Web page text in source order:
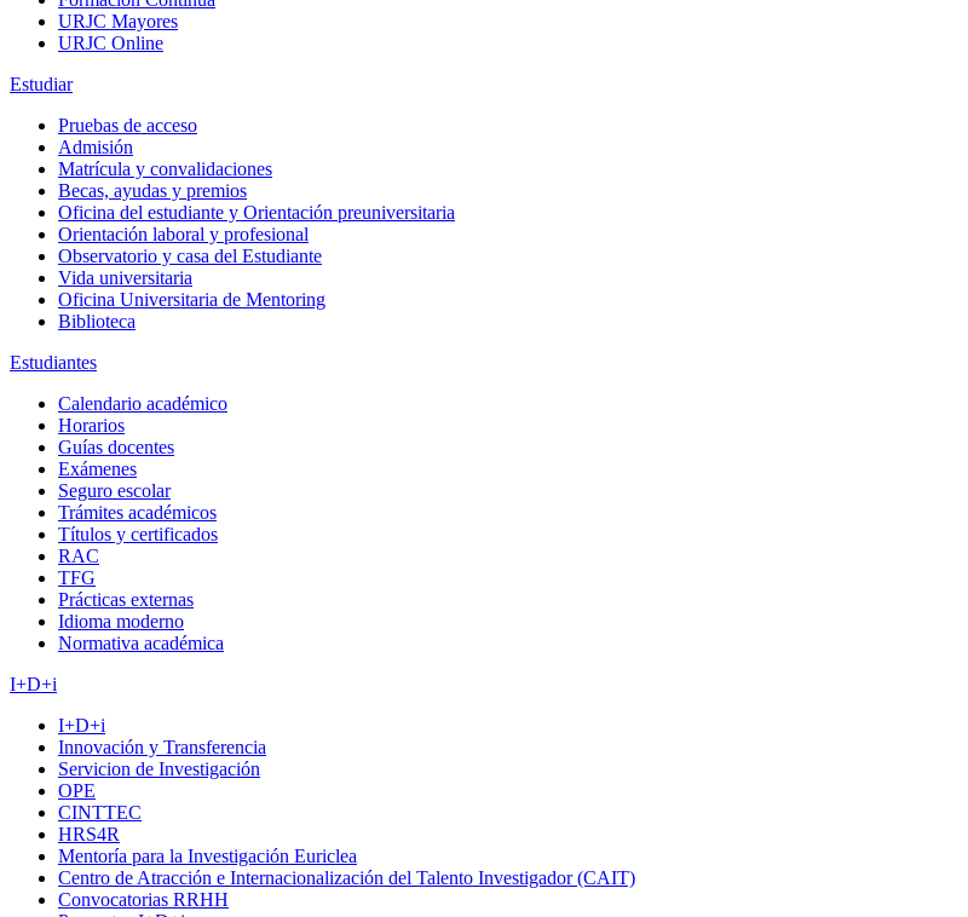
URJC Mayores
URJC Online
Estudiar
Pruebas de acceso
Admisión
Matrícula y convalidaciones
Becas, ayudas y premios
Oficina del estudiante y Orientación preuniversitaria
Orientación laboral y profesional
Observatorio y casa del Estudiante
Vida universitaria
Oficina Universitaria de Mentoring
Biblioteca
Estudiantes
Calendario académico
Horarios
Guías docentes
Exámenes
Seguro escolar
Trámites académicos
Títulos y certificados
RAC
TFG
Prácticas externas
Idioma moderno
Normativa académica
I+D+i
I+D+i
Innovación y Transferencia
Servicion de Investigación
OPE
CINTTEC
HRS4R
Mentoría para la Investigación Euriclea
Centro de Atracción e Internacionalización del Talento Investigador (CAIT)
Convocatorias RRHH